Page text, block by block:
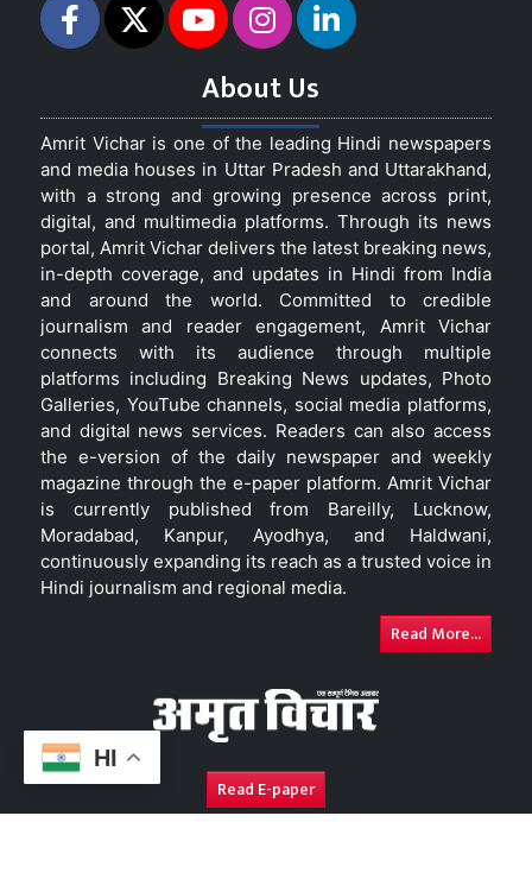
HI
About Us
Amrit Vichar is one of the leading Hindi newspapers
and media houses in Uttar Pradesh and Uttarakhand,
with a strong and growing presence across print,
digital, and multimedia platforms. Through its news
portal, Amrit Vichar delivers the latest breaking news,
in-depth coverage, and updates in Hindi from India
and around the world. Committed to credible
journalism and reader engagement, Amrit Vichar
connects with its audience through multiple
platforms including Breaking News updates, Photo
Galleries, YouTube channels, social media platforms,
and digital news services. Readers can also access
the e-version of the daily newspaper and weekly
magazine through the e-paper platform. Amrit Vichar
is currently published from Bareilly, Lucknow,
Moradabad, Kanpur, Ayodhya, and Haldwani,
continuously expanding its reach as a trusted voice in
Hindi journalism and regional media.
Read More...
Read E-paper